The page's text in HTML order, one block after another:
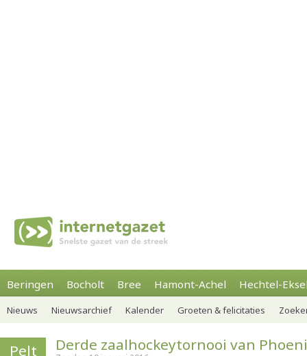
Beringen Bocholt Bree Hamont-Achel Hechtel-
Nieuws Nieuwsarchief Kalender Groeten & felicitaties
Pelt Derde zaalhockeytornooi van